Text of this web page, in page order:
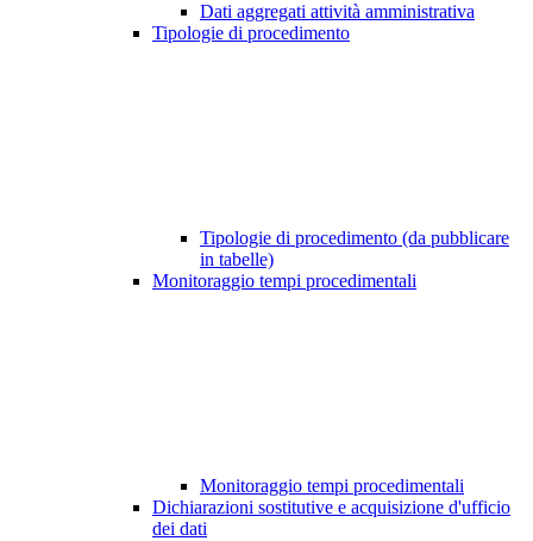
Dati aggregati attività amministrativa
Tipologie di procedimento
Tipologie di procedimento (da pubblicare
in tabelle)
Monitoraggio tempi procedimentali
Monitoraggio tempi procedimentali
Dichiarazioni sostitutive e acquisizione d'ufficio
dei dati